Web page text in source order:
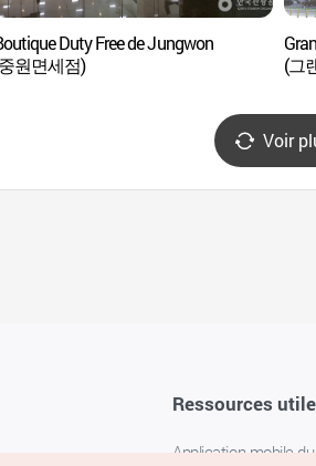
Duty Free de Jungwon
원면세점)
(그
Voir
Ressources
Application mobile